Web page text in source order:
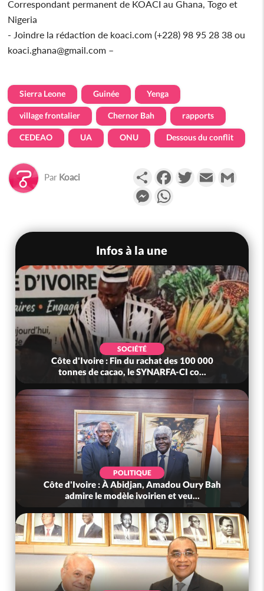
Correspondant permanent de KOACI au Ghana, Togo et
Nigeria
- Joindre la rédaction de koaci.com (+228) 98 95 28 38 ou
koaci.ghana@gmail.com –
Sierra Leone Guinée Yenga
village frontalier Chernor Bah rapports
CEDEAO UA ONU Dessous du conflit
Par Koaci PartagerFacebookTwitterEmail
Messenger
Infos à la une
SOCIÉTÉ
Côte d'Ivoire : Fin du rachat des 100 000
tonnes de cacao, le SYNARFA-CI co...
POLITIQUE
Côte d'Ivoire : À Abidjan, Amadou Oury Bah
admire le modèle ivoirien et veu...